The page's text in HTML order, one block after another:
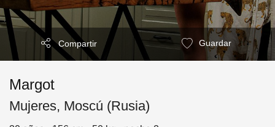
Compartir Guardar
Margot
Mujeres, Moscú (Rusia)